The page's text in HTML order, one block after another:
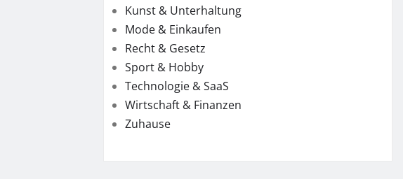
Kunst & Unterhaltung
Mode & Einkaufen
Recht & Gesetz
Sport & Hobby
Technologie & SaaS
Wirtschaft & Finanzen
Zuhause